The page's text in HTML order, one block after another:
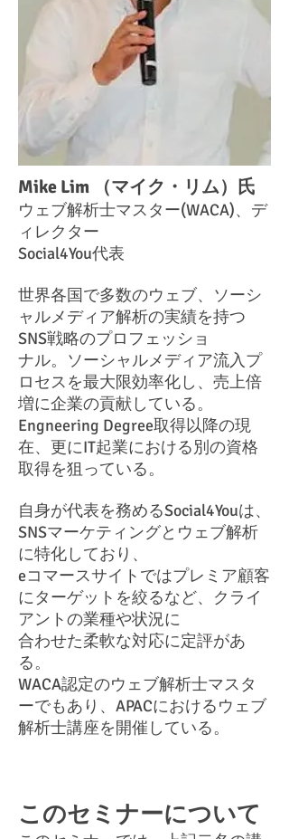
Mike Lim （マイク・リム）氏
ウェブ解析士マスター(WACA)、デ
ィレクター
Social4You代表
世界各国で多数のウェブ、ソーシ
ャルメディア解析の実績を持つ
SNS戦略のプロフェッショ
ナル。ソーシャルメディア流入プ
ロセスを最大限効率化し、売上倍
増に企業の貢献している。
Engneering Degree取得以降の現
在、更にIT起業における別の資格
取得を狙っている。
自身が代表を務めるSocial4Youは、
SNSマーケティングとウェブ解析
に特化しており、
eコマースサイトではプレミア顧客
にターゲットを絞るなど、クライ
アントの業種や状況に
合わせた柔軟な対応に定評があ
る。
WACA認定のウェブ解析士マスタ
ーでもあり、APACにおけるウェブ
解析士講座を開催している。
このセミナーについて